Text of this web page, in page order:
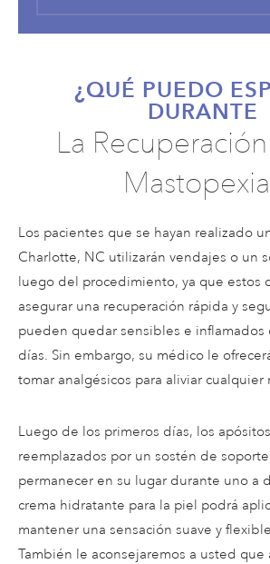
¿QUÉ PUEDO
DURANTE
La
Los pacientes que se hayan realizado
Charlotte, NC utilizarán vendajes o un
luego del procedimiento, ya que estos
asegurar una recuperación rápida y
pueden quedar sensibles e inflamados
días. Sin embargo, su médico le
tomar analgésicos para aliviar cualquier
Luego de los primeros días, los
reemplazados por un sostén de
permanecer en su lugar durante uno a
crema hidratante para la piel podrá
mantener una sensación suave y
También le aconsejaremos a usted que